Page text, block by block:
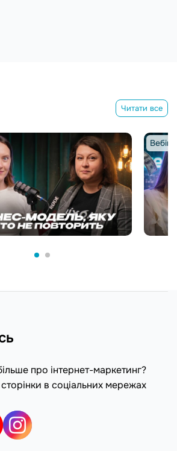
Читати все
про інтернет-маркетинг?
в соціальних мережах